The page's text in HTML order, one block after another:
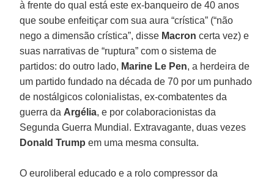
à frente do qual está este ex-banqueiro de 40 anos
que soube enfeitiçar com sua aura “crística” (“não
nego a dimensão crística”, disse Macron certa vez) e
suas narrativas de “ruptura” com o sistema de
partidos: do outro lado, Marine Le Pen, a herdeira de
um partido fundado na década de 70 por um punhado
de nostálgicos colonialistas, ex-combatentes da
guerra da Argélia, e por colaboracionistas da
Segunda Guerra Mundial. Extravagante, duas vezes
Donald Trump em uma mesma consulta.
O euroliberal educado e a rolo compressor da